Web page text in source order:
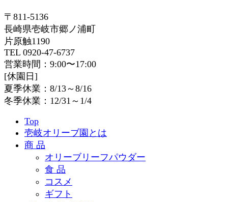
〒811-5136
長崎県壱岐市郷ノ浦町
片原触1190
TEL 0920-47-6737
営業時間：9:00〜17:00
[休園日]
夏季休業：8/13～8/16
冬季休業：12/31～1/4
Top
壱岐オリーブ園とは
商 品
オリーブリーフパウダー
食 品
コスメ
ギフト